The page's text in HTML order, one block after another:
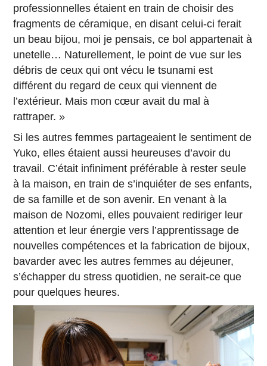
professionnelles étaient en train de choisir des
fragments de céramique, en disant celui-ci ferait
un beau bijou, moi je pensais, ce bol appartenait à
unetelle… Naturellement, le point de vue sur les
débris de ceux qui ont vécu le tsunami est
différent du regard de ceux qui viennent de
l’extérieur. Mais mon cœur avait du mal à
rattraper. »
Si les autres femmes partageaient le sentiment de
Yuko, elles étaient aussi heureuses d’avoir du
travail. C’était infiniment préférable à rester seule
à la maison, en train de s’inquiéter de ses enfants,
de sa famille et de son avenir. En venant à la
maison de Nozomi, elles pouvaient rediriger leur
attention et leur énergie vers l’apprentissage de
nouvelles compétences et la fabrication de bijoux,
bavarder avec les autres femmes au déjeuner,
s’échapper du stress quotidien, ne serait-ce que
pour quelques heures.